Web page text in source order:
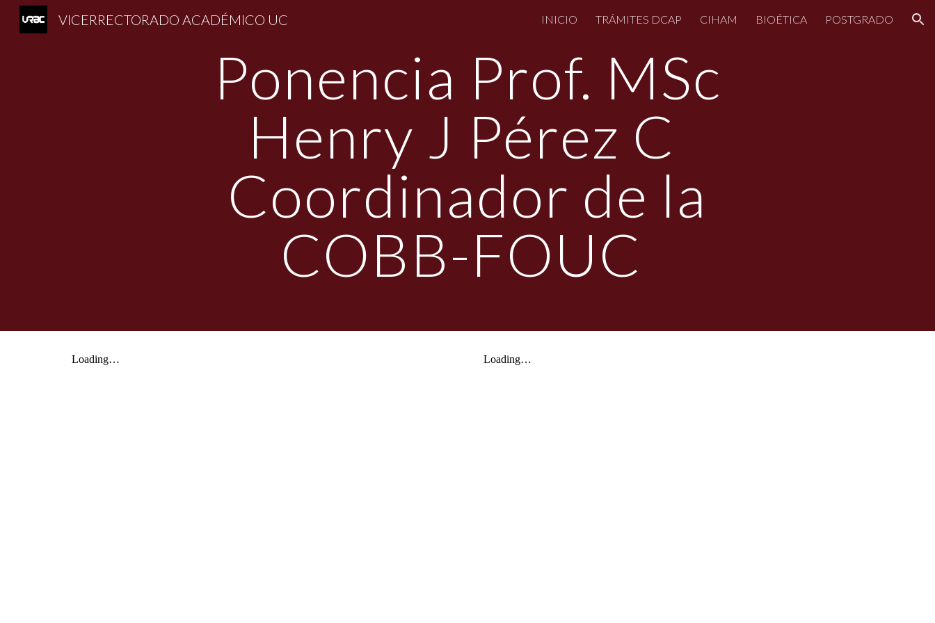
Skip to navigation
VICERRECTORADO ACADÉMICO UC INICIO TRÁMITES DCAP CIHAM BIOÉTICA POSTGRADO
Ponencia Prof. MSc
Henry J Pérez C
Coordinador de la
COBB-FOUC